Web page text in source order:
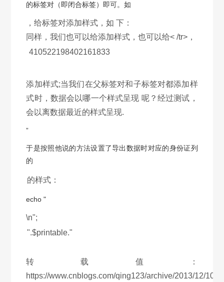
的标签对（即闭合标签）即可。如
，给标签对添加样式，如 下：
同样，我们也可以给添加样式，也可以给< /tr>，
410522198402161833
添加样式;当我们在父标签对和子标签对都添加样
式时，数据会以哪一个样式呈现 呢？经过测试，
会以离数据最近的样式呈现.
”
于是按照他说的方法设置了导出数据时对应的身份证列
的
的样式：
echo "
\n";
".$printable."
转载值：
https://www.cnblogs.com/qing123/archive/2013/12/10/